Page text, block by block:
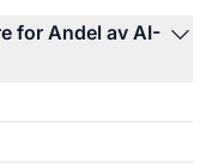
for Andel av AI-